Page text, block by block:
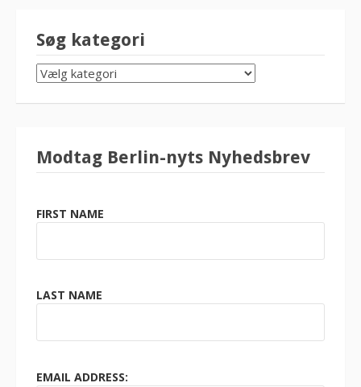
Søg kategori
SØG
KATEGORI
Modtag Berlin-nyts Nyhedsbrev
FIRST NAME
LAST NAME
EMAIL ADDRESS: